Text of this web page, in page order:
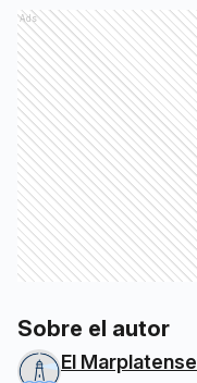
Ads
Sobre el autor
El Marplatense